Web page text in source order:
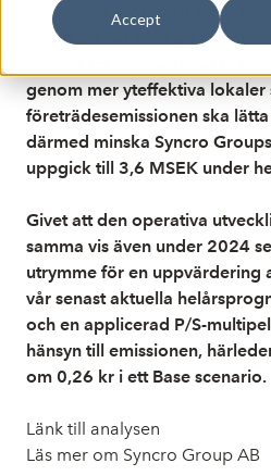
Accept
lönsamhet. Kostnads-
och vi räknar med att
minska sin kostnadsmassa
genom mer yteffektiva lokaler
företrädesemissionen ska
därmed minska Syncro
uppgick till 3,6 MSEK under
Givet att den operativa
samma vis även under 2024
utrymme för en uppvärdering
vår senast aktuella
och en applicerad P/S-
hänsyn till emissionen,
om 0,26 kr i ett Base scenario.
Länk till analysen
Läs mer om Syncro Group AB